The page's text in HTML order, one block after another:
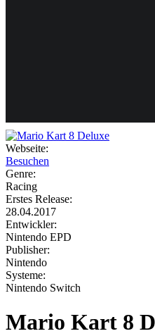
Webseite:
Besuchen
Genre:
Racing
Erstes Release:
28.04.2017
Entwickler:
Nintendo EPD
Publisher:
Nintendo
Systeme:
Nintendo Switch
Mario Kart 8